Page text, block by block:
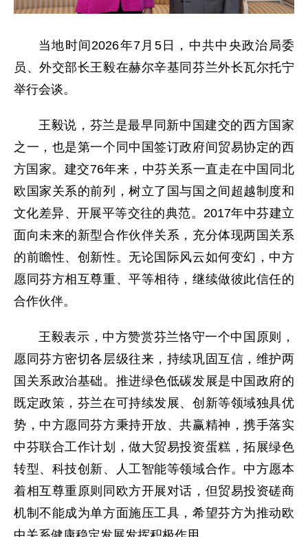
当地时间2026年7月5日，中共中央政治局委
员、外交部长王毅在赫尔辛基同芬兰外长瓦尔托宁
举行会谈。
王毅说，芬兰是最早同新中国建交的西方国家
之一，也是第一个同中国签订政府间贸易协定的西
方国家。建交76年来，中芬关系一直走在中国同北
欧国家关系的前列，树立了国与国之间超越制度和
文化差异、开展平等交往的典范。2017年中芬建立
面向未来的新型合作伙伴关系，充分体现两国关系
的前瞻性、创新性。无论国际风云如何变幻，中方
愿同芬方相互尊重、平等相待，继续做彼此信任的
合作伙伴。
王毅表示，中方赞赏芬兰恪守一个中国原则，
愿同芬方密切各层级往来，持续巩固互信，维护两
国关系政治基础。推进绿色低碳发展是中国政府的
既定政策，芬兰在可持续发展、创新等领域独具优
势，中方愿同芬方秉持开放、共赢精神，携手落实
中芬联合工作计划，做大贸易投资蛋糕，拓展绿色
转型、科技创新、人工智能等领域合作。中方愿本
着相互尊重原则同欧方开展对话，但贸易投资磋商
机制不能成为单方面施压工具，希望芬方为推动欧